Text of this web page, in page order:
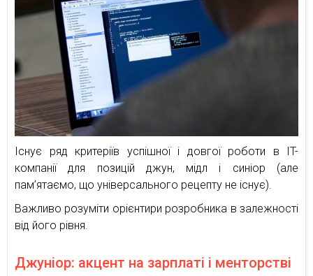
Існує ряд критеріїв успішної і довгої роботи в IT-
компанії для позицій джун, мідл і cиніор (але
пам’ятаємо, що універсального рецепту не існує).
Важливо розуміти орієнтири розробника в залежності
від його рівня.
Джуніор: акцент на зарплаті і менторстві